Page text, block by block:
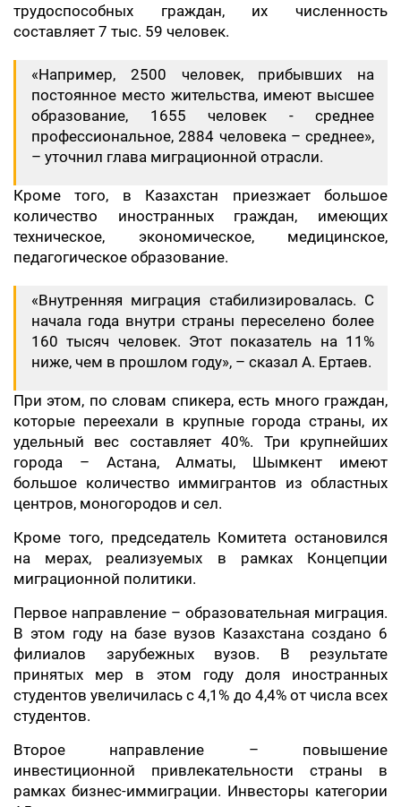
трудоспособных граждан, их численность
составляет 7 тыс. 59 человек.
«Например, 2500 человек, прибывших на
постоянное место жительства, имеют высшее
образование, 1655 человек - среднее
профессиональное, 2884 человека – среднее»,
– уточнил глава миграционной отрасли.
Кроме того, в Казахстан приезжает большое
количество иностранных граждан, имеющих
техническое, экономическое, медицинское,
педагогическое образование.
«Внутренняя миграция стабилизировалась. С
начала года внутри страны переселено более
160 тысяч человек. Этот показатель на 11%
ниже, чем в прошлом году», – сказал А. Ертаев.
При этом, по словам спикера, есть много граждан,
которые переехали в крупные города страны, их
удельный вес составляет 40%. Три крупнейших
города – Астана, Алматы, Шымкент имеют
большое количество иммигрантов из областных
центров, моногородов и сел.
Кроме того, председатель Комитета остановился
на мерах, реализуемых в рамках Концепции
миграционной политики.
Первое направление – образовательная миграция.
В этом году на базе вузов Казахстана создано 6
филиалов зарубежных вузов. В результате
принятых мер в этом году доля иностранных
студентов увеличилась с 4,1% до 4,4% от числа всех
студентов.
Второе направление – повышение
инвестиционной привлекательности страны в
рамках бизнес-иммиграции. Инвесторы категории